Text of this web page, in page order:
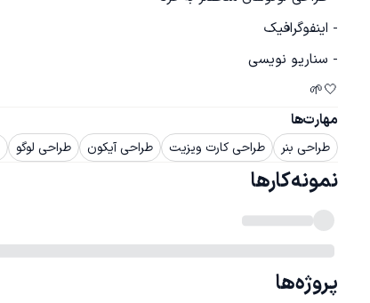
🤍🌱
مهارت‌ها
طراحی بنر طراحی کارت ویزیت طراحی آیکون طراحی لوگو
نمونه‌کارها
پروژه‌ها